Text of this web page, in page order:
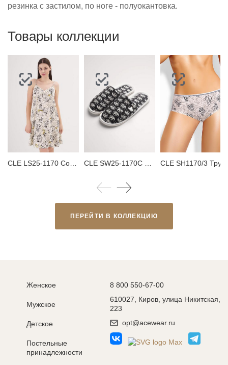
резинка с застилом, по ноге - полуокантовка.
Товары коллекции
ПЕРЕЙТИ В КОЛЛЕКЦИЮ
Женское
Мужское
Детское
Постельные
принадлежности
8 800 550-67-00
610027, Киров, улица Никитская,
223
opt@acewear.ru